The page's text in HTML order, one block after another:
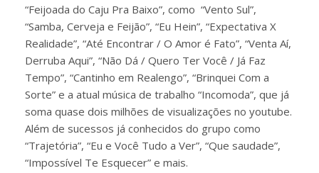
“Feijoada do Caju Pra Baixo”, como “Vento Sul”,
“Samba, Cerveja e Feijão”, “Eu Hein”, “Expectativa X
Realidade”, “Até Encontrar / O Amor é Fato”, “Venta Aí,
Derruba Aqui”, “Não Dá / Quero Ter Você / Já Faz
Tempo”, “Cantinho em Realengo”, “Brinquei Com a
Sorte” e a atual música de trabalho “Incomoda”, que já
soma quase dois milhões de visualizações no youtube.
Além de sucessos já conhecidos do grupo como
“Trajetória”, “Eu e Você Tudo a Ver”, “Que saudade”,
“Impossível Te Esquecer” e mais.